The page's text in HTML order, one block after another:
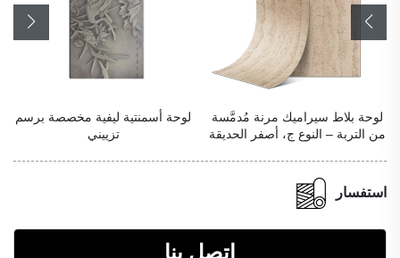
لوحة بلاط سيراميك مرنة مُدمَّسة
من التربة – النوع ج، أصفر الحديقة
لوحة أسمنتية ليفية مخصصة برسم
تزييني
استفسار
اتصل بنا